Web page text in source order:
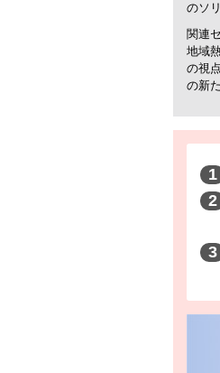
のソ
関連
地域
の視
の新
1
2
3